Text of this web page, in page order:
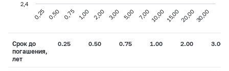
0,25 0,50 0,75 1,00 2,00 3,00 5,00 7,00 10,00 15,0020,0030,00
2,4
Срок до
погашения,
лет
0.25 0.50 0.75 1.00 2.00 3.00